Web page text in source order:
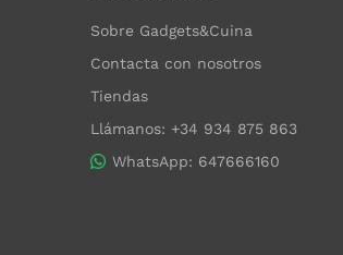
Sobre Gadgets&Cuina
Contacta con nosotros
Tiendas
Llámanos: +34 934 875 863
WhatsApp: 647666160